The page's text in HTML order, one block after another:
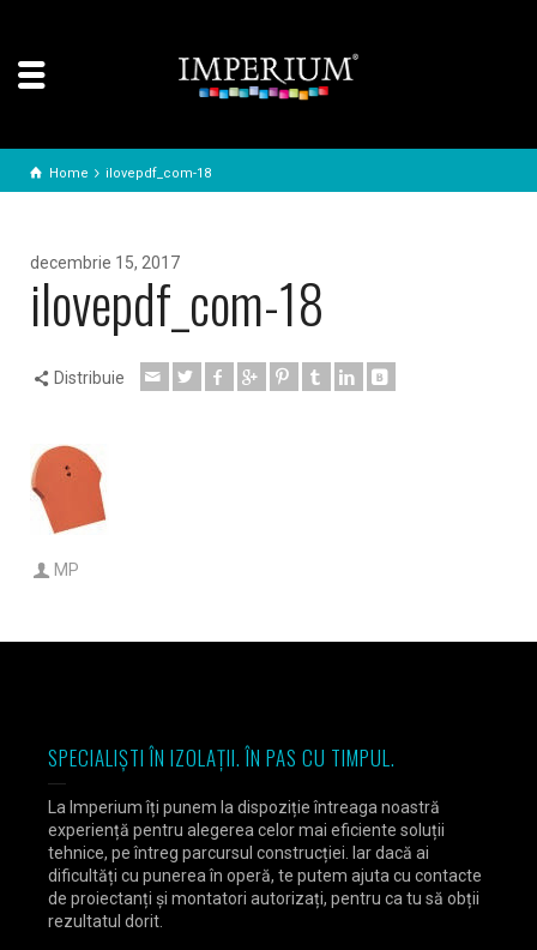
Home ilovepdf_com-18
decembrie 15, 2017
ilovepdf_com-18
Distribuie
MP
SPECIALIȘTI ÎN IZOLAȚII. ÎN PAS CU TIMPUL.
La Imperium îți punem la dispoziție întreaga noastră
experiență pentru alegerea celor mai eficiente soluții
tehnice, pe întreg parcursul construcției. Iar dacă ai
dificultăți cu punerea în operă, te putem ajuta cu contacte
de proiectanți și montatori autorizați, pentru ca tu să obții
rezultatul dorit.